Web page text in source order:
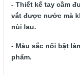
- Thiết kế tay cầm
vắt được nước mà
nùi lau.
- Màu sắc nổi bật
phẩm.